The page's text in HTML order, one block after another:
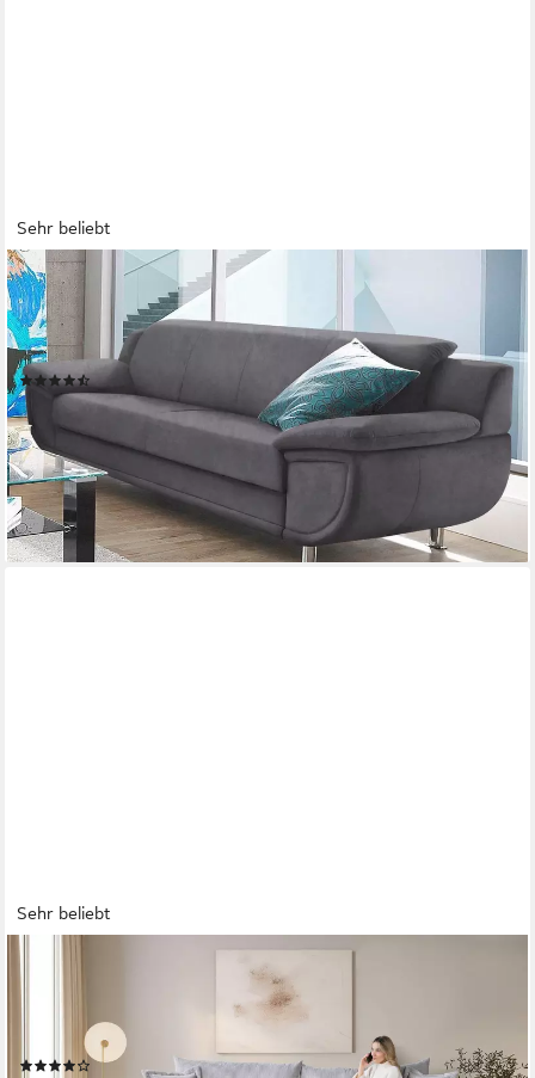
Sehr beliebt
TRENDMANUFAKTUR
3-Sitzer Rondo, Breite 207 cm, breite Armlehnen, Füße
chromfarben, wahlweise mit Federkern, pflegeleichte Bezügen,
Unser Dauertiefpreis
(351)
ab 499,98 € UVP699,00 €
-28%
lieferbar in 6 Wochen
+5
Sehr beliebt
OTTO HOME
Ecksofa Soft&Cosy XXL L-Form, B: 303 cm - OTTO. Verlässliche
Qualität., Mega-Sofa, Cord oder Chenille-Struktur, mit Federkern
& 4 Zierkissen
(119)